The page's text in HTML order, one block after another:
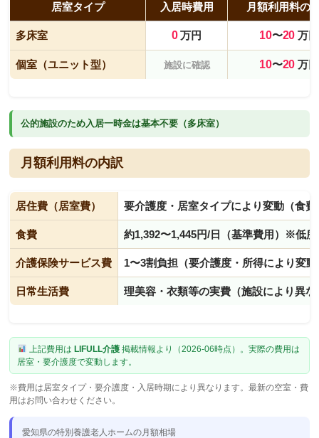
居室タイプ 入居時費用 月額利用料の
多床室 0万円 10〜20万円
個室（ユニット型） 施設に確認 10〜20万円
公的施設のため入居一時金は基本不要（多床室）
月額利用料の内訳
居住費（居室費） 要介護度・居室タイプにより変動（食
食費 約1,392〜1,445円/日（基準費用）※低
介護保険サービス費 1〜3割負担（要介護度・所得により変動
日常生活費 理美容・衣類等の実費（施設により異な
上記費用は LIFULL介護掲載情報より（2026-06時点）。実際の費用は
居室・要介護度で変動します。
※費用は居室タイプ・要介護度・入居時期により異なります。最新の空室・費
用はお問い合わせください。
愛知県の特別養護老人ホームの月額相場